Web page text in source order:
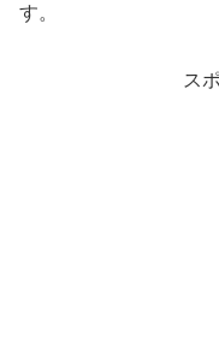
す。
ス